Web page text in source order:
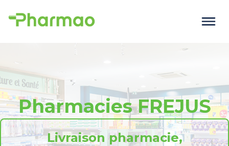
Pharmacies FREJUS
Livraison pharmacie,